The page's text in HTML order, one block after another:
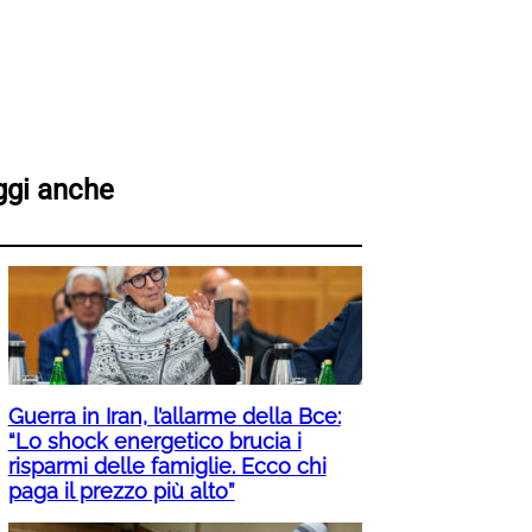
anche
Guerra in Iran, l’allarme della Bce:
“Lo shock energetico brucia i
risparmi delle famiglie. Ecco chi
paga il prezzo più alto”